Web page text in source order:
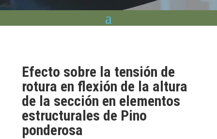
Efecto sobre la tensión de
rotura en flexión de la altura
de la sección en elementos
estructurales de Pino
ponderosa